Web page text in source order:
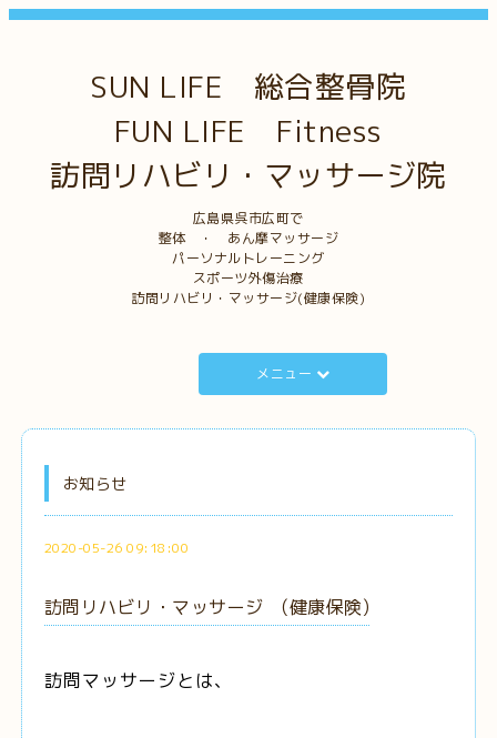
SUN LIFE 総合整骨院
FUN LIFE Fitness
訪問リハビリ・マッサージ院
広島県呉市広町で
整体 ・ あん摩マッサージ
パーソナルトレーニング
スポーツ外傷治療
訪問リハビリ・マッサージ(健康保険)
メニュー
お知らせ
2020-05-26 09:18:00
訪問リハビリ・マッサージ (健康保険)
訪問マッサージとは、